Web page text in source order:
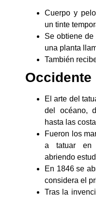
Cuerpo y
un tinte
Se obtiene
una planta
También
Occidente
El arte del
del océano,
hasta las
Fueron los
a tatuar en
abriendo
En 1846 se
considera el
Tras la